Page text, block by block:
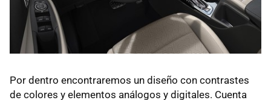
Por dentro encontraremos un diseño con contrastes
de colores y elementos análogos y digitales. Cuenta